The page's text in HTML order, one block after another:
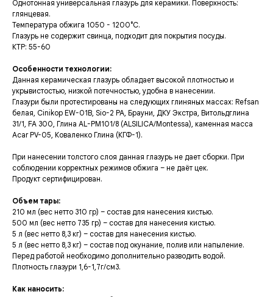
Однотонная универсальная глазурь для керамики. Поверхность:
глянцевая.
Температура обжига 1050 - 1200°C.
Глазурь не содержит свинца, подходит для покрытия посуды.
КТР: 55-60
Особенности технологии:
Данная керамическая глазурь обладает высокой плотностью и
укрывистостью, низкой потечностью, удобна в нанесении.
Глазури были протестированы на следующих глиняных массах: Refsan
белая, Cinikop EW-01B, Sio-2 PA, Брауни, ДКУ Экстра, Витольдглина
31/1, FA 300, Глина AL-PM101/8 (ALSILICA/Montessa), каменная масса
Acar PV-05, Коваленко Глина (КГФ-1).
При нанесении толстого слоя данная глазурь не дает сборки. При
соблюдении корректных режимов обжига – не даёт цек.
Продукт сертифицирован.
Объем тары:
210 мл (вес нетто 310 гр) – состав для нанесения кистью.
500 мл (вес нетто 735 гр) – состав для нанесения кистью.
5 л (вес нетто 8,3 кг) – состав для нанесения кистью.
5 л (вес нетто 8,3 кг) – состав под окунание, полив или напыление.
Перед работой необходимо дополнительно разводить водой.
Плотность глазури 1,6-1,7г/см3.
Как наносить: